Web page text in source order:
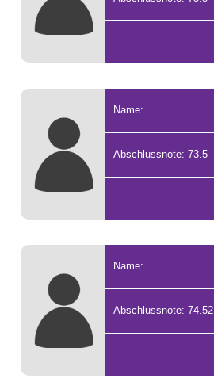
Name:
Abschlussnote: 73.5
Name:
Abschlussnote: 74.52